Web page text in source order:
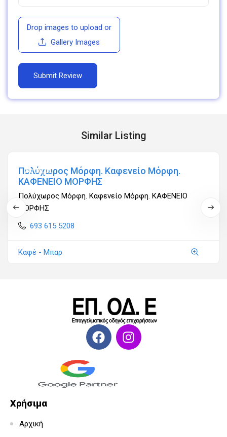
Drop images to upload or
Gallery Images
Similar Listing
Ανοιχτά
Πολύχωρος Μόρφη. Καφενείο Μόρφη.
ΚΑΦΕΝΕΙΟ ΜΟΡΦΗΣ
Πολύχωρος Μόρφη. Καφενείο Μόρφη. ΚΑΦΕΝΕΙΟ
ΜΟΡΦΗΣ
693 615 5208
Καφέ - Μπαρ
Χρήσιμα
Αρχική